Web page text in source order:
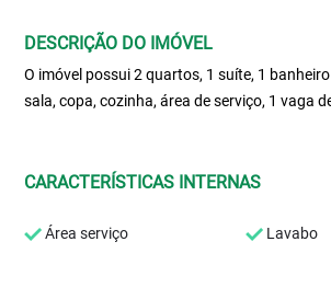
DESCRIÇÃO DO IMÓVEL
O imóvel possui 2 quartos, 1 suíte, 1
sala, copa, cozinha, área de serviço, 1 vaga
CARACTERÍSTICAS INTERNAS
Área serviço Lavabo